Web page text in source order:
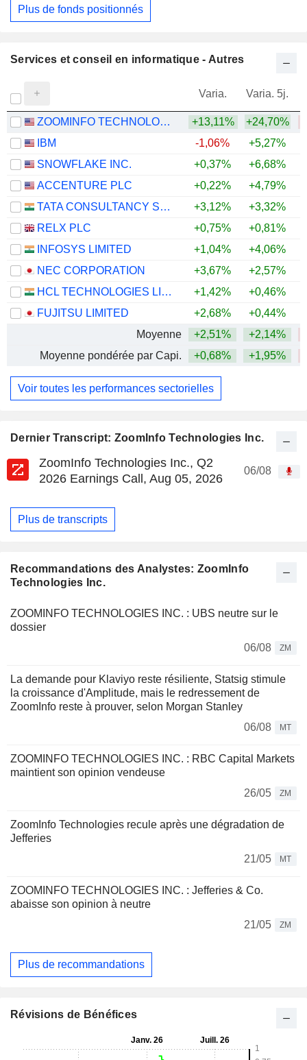
Dernier Transcript: ZoomInfo Technologies Inc.
ZoomInfo Technologies Inc., Q2
2026 Earnings Call, Aug 05, 2026
06/08
Plus de transcripts
Recommandations des Analystes: ZoomInfo
Technologies Inc.
ZOOMINFO TECHNOLOGIES INC. : UBS neutre sur le
dossier
06/08
ZM
La demande pour Klaviyo reste résiliente, Statsig stimule
la croissance d'Amplitude, mais le redressement de
ZoomInfo reste à prouver, selon Morgan Stanley
06/08
MT
ZOOMINFO TECHNOLOGIES INC. : RBC Capital Markets
maintient son opinion vendeuse
26/05
ZM
ZoomInfo Technologies recule après une dégradation de
Jefferies
21/05
MT
ZOOMINFO TECHNOLOGIES INC. : Jefferies & Co.
abaisse son opinion à neutre
21/05
ZM
Plus de recommandations
Plus de fonds positionnés
Services et conseil en informatique - Autres
Varia. Varia. 5j.
ZOOMINFO TECHNOLOGIES INC. +13,11% +24,70%
IBM
-1,06% +5,27%
SNOWFLAKE INC.
+0,37% +6,68%
ACCENTURE PLC
+0,22% +4,79%
TATA CONSULTANCY SERVICES LTD.
+3,12% +3,32%
RELX PLC
+0,75% +0,81%
INFOSYS LIMITED
+1,04% +4,06%
NEC CORPORATION
+3,67% +2,57%
HCL TECHNOLOGIES LIMITED
+1,42% +0,46%
FUJITSU LIMITED
+2,68% +0,44%
Moyenne
+2,51% +2,14%
Moyenne pondérée par Capi.
+0,68% +1,95%
Voir toutes les performances sectorielles
Révisions de Bénéfices